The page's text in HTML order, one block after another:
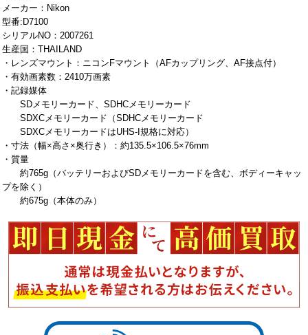
メーカー：Nikon
型番:D7100
シリアルNO：2007261
生産国：THAILAND
・レンズマウント：ニコンFマウント（AFカップリング、AF接点付）
・有効画素数：2410万画素
・記録媒体
SDメモリーカード、SDHCメモリーカード
SDXCメモリーカード（SDHCメモリーカード
SDXCメモリーカードはUHS-I規格に対応）
・寸法（幅×高さ×奥行き）：約135.5×106.5×76mm
・質量
約765g（バッテリーおよびSDメモリーカードを含む、ボディーキャッ
プを除く）
約675g（本体のみ）